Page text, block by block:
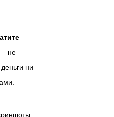
не
ни